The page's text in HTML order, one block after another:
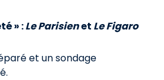
» :Le Parisienet Le Figaro
et un sondage